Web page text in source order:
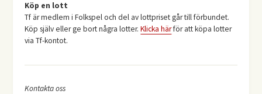
Köp en lott
Tf är medlem i Folkspel och del av lottpriset går till förbundet.
Köp själv eller ge bort några lotter.Klicka härför att köpa lotter
via Tf-kontot.
Kontakta oss